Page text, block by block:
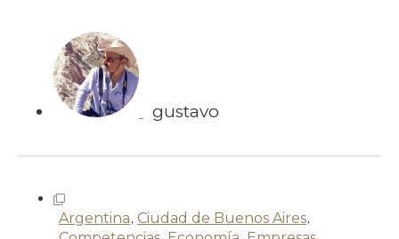
gustavo
Argentina, Ciudad de Buenos Aires,